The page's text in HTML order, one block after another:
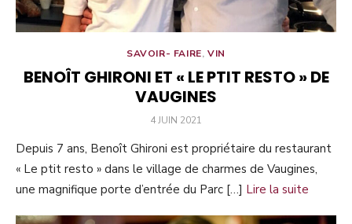
SAVOIR- FAIRE,VIN
BENOÎT GHIRONI ET « LE PTIT RESTO » DE
VAUGINES
PUBLIÉ
4 JUIN 2021
Depuis 7 ans, Benoît Ghironi est propriétaire du restaurant
« Le ptit resto » dans le village de charmes de Vaugines,
une magnifique porte d’entrée du Parc […] Lire la suite